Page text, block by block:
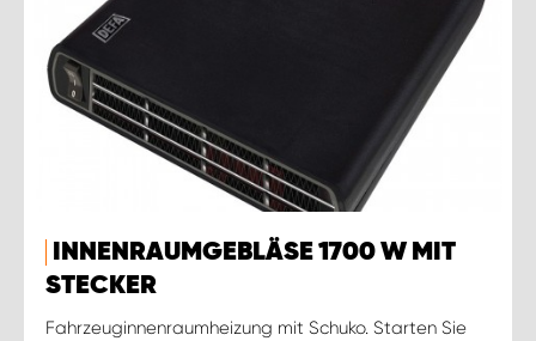
INNENRAUMGEBLÄSE 1700 W MIT
STECKER
Fahrzeuginnenraumheizung mit Schuko. Starten Sie